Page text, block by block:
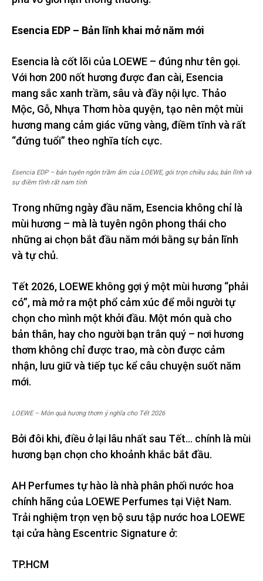
Esencia EDP – Bản lĩnh khai mở năm mới
Esencia là cốt lõi của LOEWE – đúng như tên gọi.
Với hơn 200 nốt hương được đan cài, Esencia
mang sắc xanh trầm, sâu và đầy nội lực. Thảo
Mộc, Gỗ, Nhựa Thơm hòa quyện, tạo nên một mùi
hương mang cảm giác vững vàng, điềm tĩnh và rất
“đứng tuổi” theo nghĩa tích cực.
Esencia EDP – bản tuyên ngôn trầm ấm của LOEWE, gói trọn chiều sâu, bản lĩnh và
sự điềm tĩnh rất nam tính
Trong những ngày đầu năm, Esencia không chỉ là
mùi hương – mà là tuyên ngôn phong thái cho
những ai chọn bắt đầu năm mới bằng sự bản lĩnh
và tự chủ.
Tết 2026, LOEWE không gợi ý một mùi hương “phải
có”, mà mở ra một phổ cảm xúc để mỗi người tự
chọn cho mình một khởi đầu. Một món quà cho
bản thân, hay cho người bạn trân quý – nơi hương
thơm không chỉ được trao, mà còn được cảm
nhận, lưu giữ và tiếp tục kể câu chuyện suốt năm
mới.
LOEWE – Món quà hương thơm ý nghĩa cho Tết 2026
Bởi đôi khi, điều ở lại lâu nhất sau Tết… chính là mùi
hương bạn chọn cho khoảnh khắc bắt đầu.
AH Perfumes tự hào là nhà phân phối nước hoa
chính hãng của LOEWE Perfumes tại Việt Nam.
Trải nghiệm trọn vẹn bộ sưu tập nước hoa LOEWE
tại cửa hàng Escentric Signature ở:
TP.HCM